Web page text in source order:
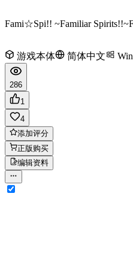
Fami☆Spi!! ~Familiar Spirits!!~
游戏本体 简体中文
286
1
4
添加评分
正版购买
编辑资料